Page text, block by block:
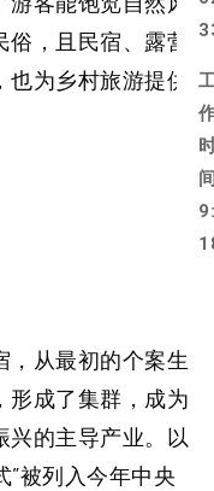
，且民宿、露营
为乡村旅游提供
，从最初的个案生
形成了集群，成为
兴的主导产业。以
”被列入今年中央